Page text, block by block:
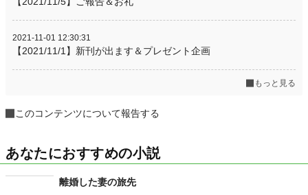
2021-11-01 12:30:31
【2021/11/1】新刊が出ます＆プレゼント企画
もっと見る
このコンテンツについて報告する
あなたにおすすめの小説
離婚した妻の旅先